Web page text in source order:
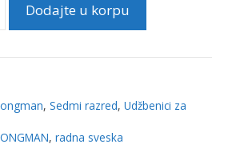
Engleski
Succeed
–
Dodajte u korpu
, Sedmi razred, Udžbenici za
, radna sveska